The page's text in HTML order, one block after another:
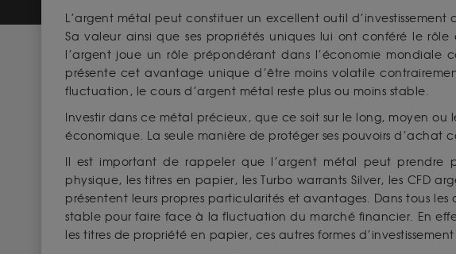
L’argent métal peut constituer un excellent outil
Sa valeur ainsi que ses propriétés uniques lui ont conféré le
l’argent joue un rôle prépondérant dans l’économie mondiale
présente cet avantage unique d’être moins volatile
fluctuation, le cours d’argent métal reste plus ou moins stable.
Investir dans ce métal précieux, que ce soit sur le long, moyen
économique. La seule manière de protéger ses pouvoirs
Il est important de rappeler que l’argent métal peut prendre
physique, les titres en papier, les Turbo warrants Silver, les CFD
présentent leurs propres particularités et avantages. Dans tous
stable pour faire face à la fluctuation du marché financier. En
les titres de propriété en papier, ces autres formes